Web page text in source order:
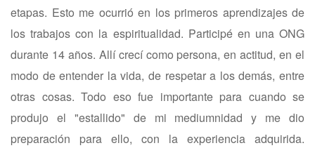
etapas. Esto me ocurrió en los primeros aprendizajes de
los trabajos con la espiritualidad. Participé en una ONG
durante 14 años. Allí crecí como persona, en actitud, en el
modo de entender la vida, de respetar a los demás, entre
otras cosas. Todo eso fue importante para cuando se
produjo el "estallido" de mi mediumnidad y me dio
preparación para ello, con la experiencia adquirida.